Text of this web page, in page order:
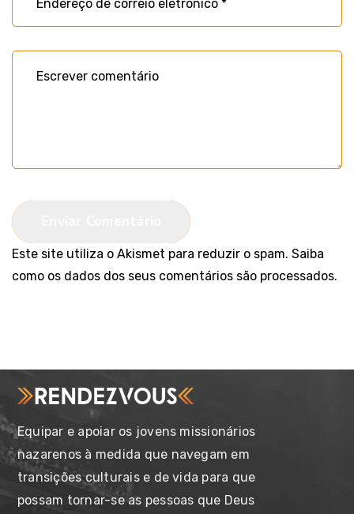
Este site utiliza o Akismet para reduzir o spam. Saiba
como os dados dos seus comentários são processados.
Equipar e apoiar os jovens missionários
nazarenos à medida que navegam em
transições culturais e de vida para que
possam tornar-se as pessoas que Deus